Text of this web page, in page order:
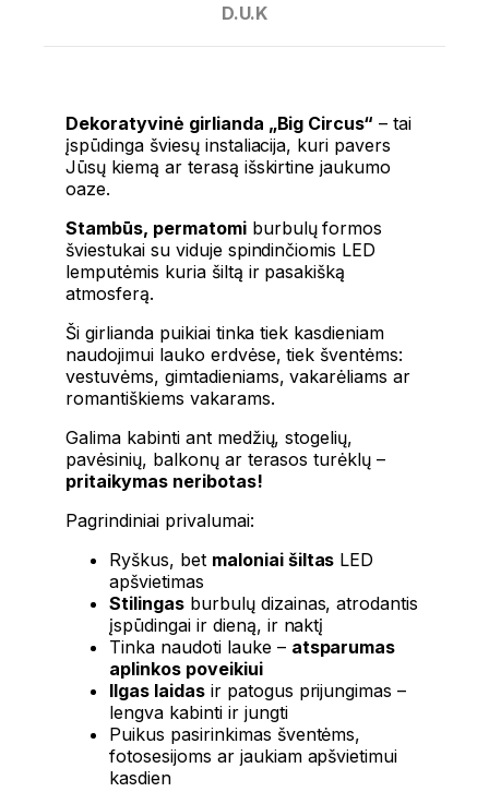
D.U.K
Dekoratyvinė girlianda „Big Circus“ – tai
įspūdinga šviesų instaliacija, kuri pavers
Jūsų kiemą ar terasą išskirtine jaukumo
oaze.
Stambūs, permatomiburbulų formos
šviestukai su viduje spindinčiomis LED
lemputėmis kuria šiltą ir pasakišką
atmosferą.
Ši girlianda puikiai tinka tiek kasdieniam
naudojimui lauko erdvėse, tiek šventėms:
vestuvėms, gimtadieniams, vakarėliams ar
romantiškiems vakarams.
Galima kabinti ant medžių, stogelių,
pavėsinių, balkonų ar terasos turėklų –
pritaikymas neribotas!
Pagrindiniai privalumai:
Ryškus, bet maloniai šiltas LED
apšvietimas
Stilingasburbulų dizainas, atrodantis
įspūdingai ir dieną, ir naktį
Tinka naudoti lauke – atsparumas
aplinkos poveikiui
Ilgas laidasir patogus prijungimas –
lengva kabinti ir jungti
Puikus pasirinkimas šventėms,
fotosesijoms ar jaukiam apšvietimui
kasdien